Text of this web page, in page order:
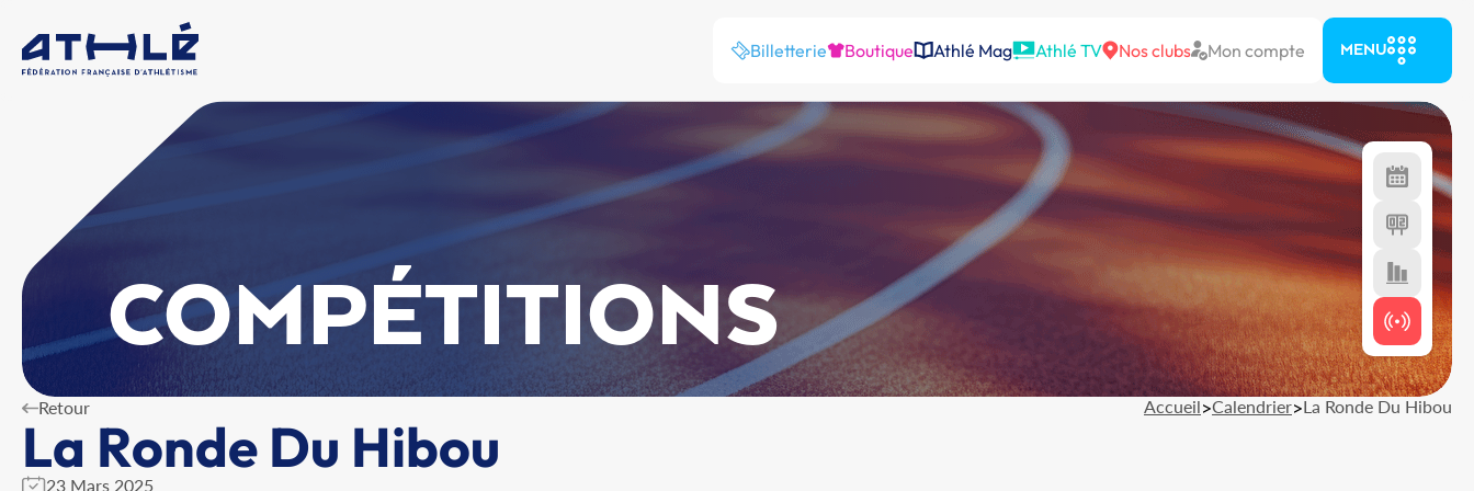
Billetterie Boutique Athlé Mag Athlé TV Nos clubs Mon compte MENU
COMPÉTITIONS
Retour Accueil>Calendrier>La Ronde Du Hibou
La Ronde Du Hibou
23 Mars 2025